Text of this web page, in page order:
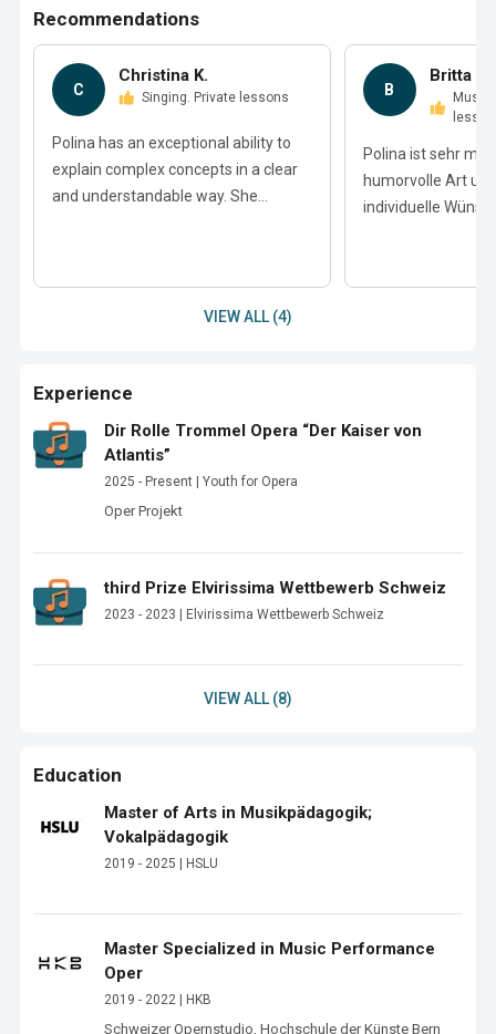
Recommendations
C
Christina K.
Singing. Private lessons
Polina has an exceptional ability to
explain complex concepts in a clear
and understandable way. She...
B
Britta B.
Music Theory. Private
Polina ist sehr
humorvolle Art
individuelle
VIEW ALL (4)
Experience
Dir Rolle Trommel Opera “Der Kaiser von
Atlantis”
2025 - Present | Youth for Opera
Oper Projekt
third Prize Elvirissima Wettbewerb Schweiz
2023 - 2023 | Elvirissima Wettbewerb Schweiz
VIEW ALL (8)
Education
Master of Arts in Musikpädagogik;
Vokalpädagogik
2019 - 2025 | HSLU
Master Specialized in Music Performance
Oper
2019 - 2022 | HKB
Schweizer Opernstudio, Hochschule der Künste Bern